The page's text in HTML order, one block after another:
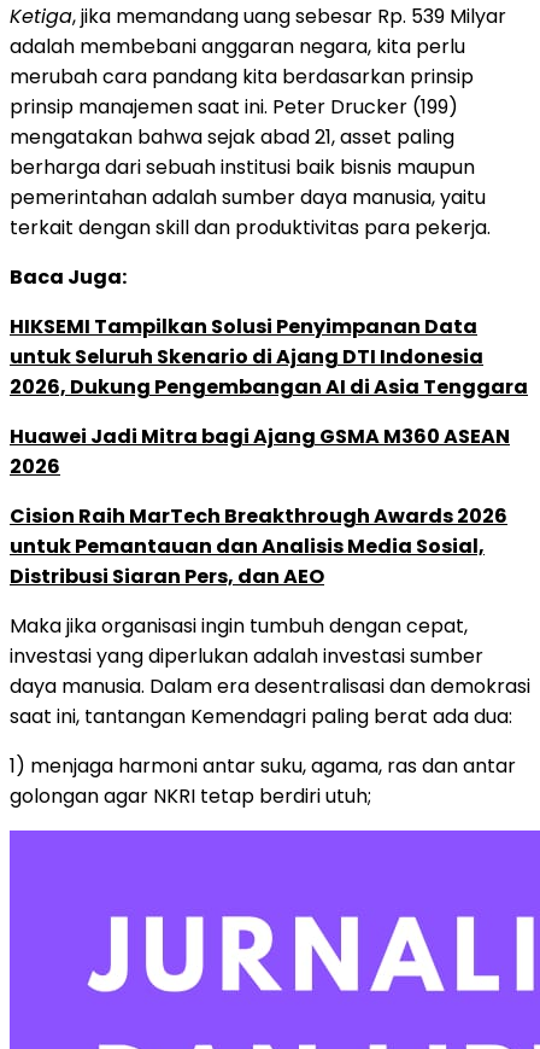
Ketiga, jika memandang uang sebesar Rp. 539 Milyar
adalah membebani anggaran negara, kita perlu
merubah cara pandang kita berdasarkan prinsip
prinsip manajemen saat ini. Peter Drucker (199)
mengatakan bahwa sejak abad 21, asset paling
berharga dari sebuah institusi baik bisnis maupun
pemerintahan adalah sumber daya manusia, yaitu
terkait dengan skill dan produktivitas para pekerja.
Baca Juga:
HIKSEMI Tampilkan Solusi Penyimpanan Data
untuk Seluruh Skenario di Ajang DTI Indonesia
2026, Dukung Pengembangan AI di Asia Tenggara
Huawei Jadi Mitra bagi Ajang GSMA M360 ASEAN
2026
Cision Raih MarTech Breakthrough Awards 2026
untuk Pemantauan dan Analisis Media Sosial,
Distribusi Siaran Pers, dan AEO
Maka jika organisasi ingin tumbuh dengan cepat,
investasi yang diperlukan adalah investasi sumber
daya manusia. Dalam era desentralisasi dan demokrasi
saat ini, tantangan Kemendagri paling berat ada dua:
1) menjaga harmoni antar suku, agama, ras dan antar
golongan agar NKRI tetap berdiri utuh;